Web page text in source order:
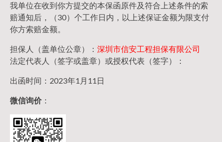
我单位在收到你方提交的本保函原件及符合上述条件的索
赔通知后，（30）个工作日内，以上述保证金额为限支付
你方索赔金额。
担保人（盖单位公章）： 深圳市信安工程担保有限公司
法定代表人（签字或盖章）或授权代表（签字）：
出函时间：2023年1月11日
微信询价：